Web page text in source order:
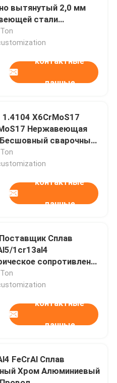
вытянутый 2,0 мм
стали
Стержень для
контактные
данные
1.4104 X6CrMoS17
Нержавеющая
сварочный
стержень Цена
контактные
данные
Сплав
1cr13al4
сопротивление
Плоская проволока
проволочная сетка
контактные
данные
FeCrAl Сплав
Хром Алюминиевый